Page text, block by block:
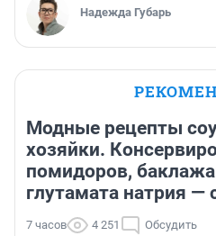
Надежда Губарь
Модные рецепты
хозяйки.
помидоров,
глутамата натрия —
7 часов 4 251 Обсудить